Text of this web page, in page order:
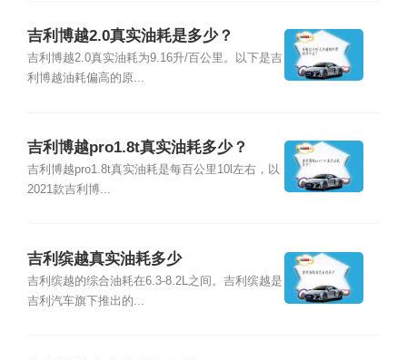
吉利博越2.0真实油耗是多少？
吉利博越2.0真实油耗为9.16升/百公里。以下是吉
利博越油耗偏高的原...
吉利博越pro1.8t真实油耗多少？
吉利博越pro1.8t真实油耗是每百公里10l左右，以
2021款吉利博...
吉利缤越真实油耗多少
吉利缤越的综合油耗在6.3-8.2L之间。吉利缤越是
吉利汽车旗下推出的...